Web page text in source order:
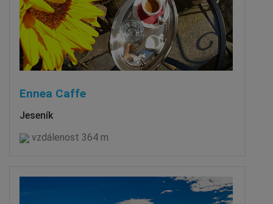
Ennea Caffe
Jeseník
vzdálenost 364 m